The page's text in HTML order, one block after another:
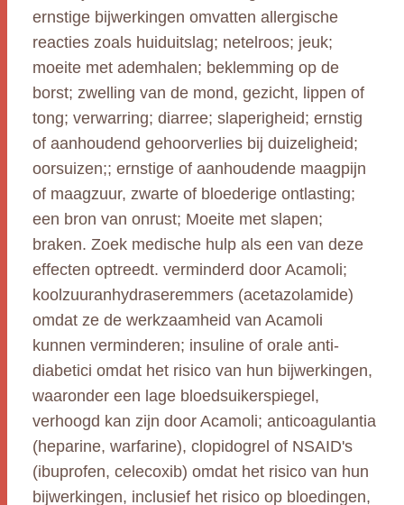
ernstige bijwerkingen omvatten allergische
reacties zoals huiduitslag; netelroos; jeuk;
moeite met ademhalen; beklemming op de
borst; zwelling van de mond, gezicht, lippen of
tong; verwarring; diarree; slaperigheid; ernstig
of aanhoudend gehoorverlies bij duizeligheid;
oorsuizen;; ernstige of aanhoudende maagpijn
of maagzuur, zwarte of bloederige ontlasting;
een bron van onrust; Moeite met slapen;
braken. Zoek medische hulp als een van deze
effecten optreedt. verminderd door Acamoli;
koolzuuranhydraseremmers (acetazolamide)
omdat ze de werkzaamheid van Acamoli
kunnen verminderen; insuline of orale anti-
diabetici omdat het risico van hun bijwerkingen,
waaronder een lage bloedsuikerspiegel,
verhoogd kan zijn door Acamoli; anticoagulantia
(heparine, warfarine), clopidogrel of NSAID's
(ibuprofen, celecoxib) omdat het risico van hun
bijwerkingen, inclusief het risico op bloedingen,